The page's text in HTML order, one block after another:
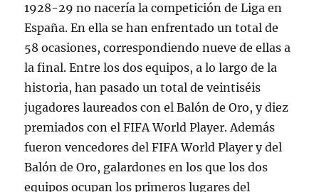
1928-29 no nacería la competición de Liga en
España. En ella se han enfrentado un total de
58 ocasiones, correspondiendo nueve de ellas a
la final. Entre los dos equipos, a lo largo de la
historia, han pasado un total de veintiséis
jugadores laureados con el Balón de Oro, y diez
premiados con el FIFA World Player. Además
fueron vencedores del FIFA World Player y del
Balón de Oro, galardones en los que los dos
equipos ocupan los primeros lugares del